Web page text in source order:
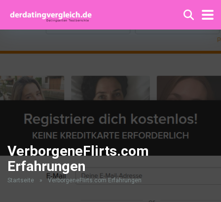
VerborgeneFlirts.com
Erfahrungen
Startseite » VerborgeneFlirts.com Erfahrungen